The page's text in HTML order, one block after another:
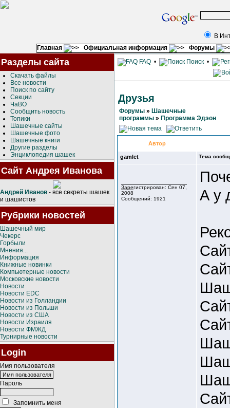
В
Главная
Официальная информация Форумы
Разделы сайта
Скачать файлы
Все новости
Поиск по сайту
Секции
ЧаВО
Сообщить новость
Топики
Шашечные сайты
Шашечные фото
Шашечные книги
Другие разделы
Энциклопедия шашек
Сайт Андрея Иванова
Андрей Иванов - все секреты шашек
и шашистов
Рубрики новостей
Шашечный мир
Чекерс
Горбыли
Мнения...
Информация
Книжные новинки
Компьютерные новости
Московские новости
Новости
Новости EDC
Новости из Голландии
Новости из Польши
Новости из США
Новости Израиля
Новости ФМЖД
Турнирные новости
Login
Имя пользователя
Пароль
Запомнить меня
FAQ • Поиск •
Друзья
Форумы » Шашечные
программы » Программа Эдэон
Автор
gamlet Тема
Зарегистрирован: Сен 07,
2008
Сообщений: 1921
А у